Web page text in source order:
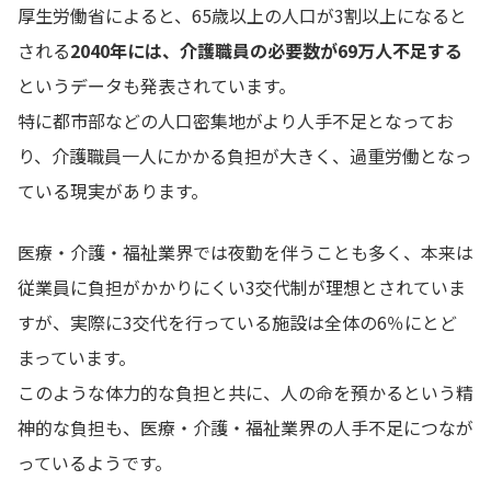
厚生労働省によると、65歳以上の人口が3割以上になると
される2040年には、介護職員の必要数が69万人不足する
というデータも発表されています。
特に都市部などの人口密集地がより人手不足となってお
り、介護職員一人にかかる負担が大きく、過重労働となっ
ている現実があります。
医療・介護・福祉業界では夜勤を伴うことも多く、本来は
従業員に負担がかかりにくい3交代制が理想とされていま
すが、実際に3交代を行っている施設は全体の6％にとど
まっています。
このような体力的な負担と共に、人の命を預かるという精
神的な負担も、医療・介護・福祉業界の人手不足につなが
っているようです。